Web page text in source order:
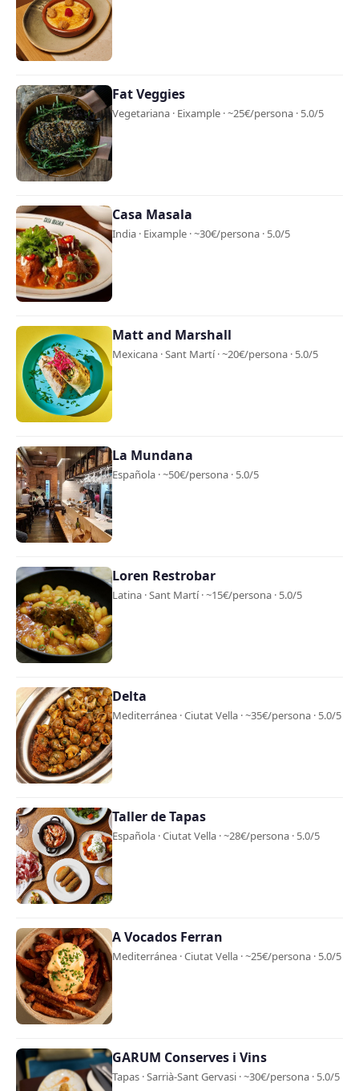
Fat Veggies
Vegetariana · Eixample · ~25€/persona · 5.0/5
Casa Masala
India · Eixample · ~30€/persona · 5.0/5
Matt and Marshall
Mexicana · Sant Martí · ~20€/persona · 5.0/5
La Mundana
Española · ~50€/persona · 5.0/5
Loren Restrobar
Latina · Sant Martí · ~15€/persona · 5.0/5
Delta
Mediterránea · Ciutat Vella · ~35€/persona · 5.0/5
Taller de Tapas
Española · Ciutat Vella · ~28€/persona · 5.0/5
A Vocados Ferran
Mediterránea · Ciutat Vella · ~25€/persona · 5.0/5
GARUM Conserves i Vins
Tapas · Sarrià-Sant Gervasi · ~30€/persona · 5.0/5